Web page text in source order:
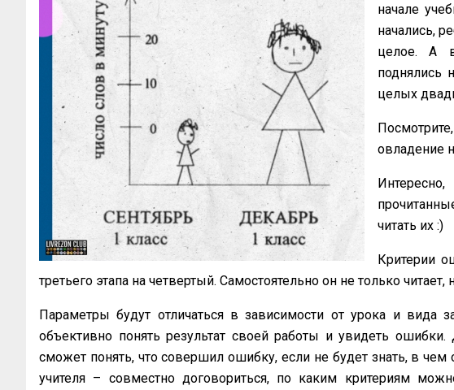
начале
начались,
целое. А
поднялись
целых
овладение
читать их :)
Критерии
третьего этапа на четвертый. Самостоятельно он не только читает,
Параметры будут отличаться в зависимости от урока и вида
объективно понять результат своей работы и увидеть
сможет понять, что совершил ошибку, если не будет знать, в чем
учителя – совместно договориться, по каким критериям